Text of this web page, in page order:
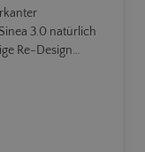
3.0 natürlich
Re-Design…